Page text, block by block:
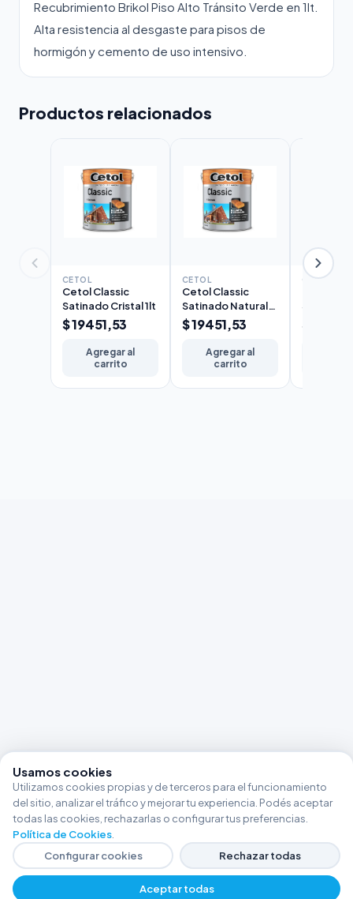
Recubrimiento Brikol Piso Alto Tránsito Verde en 1lt.
Alta resistencia al desgaste para pisos de
hormigón y cemento de uso intensivo.
Productos relacionados
CETOL
Cetol Classic
Satinado Cristal 1lt
$ 19451,53
Agregar al
carrito
CETOL
Cetol Classic
Satinado Natural
1lt
$ 19451,53
Agregar al
carrito
CETOL
Satinado
$
$ 26360,46 + Agregar
Usamos cookies
Utilizamos cookies propias y de terceros para el funcionamiento
del sitio, analizar el tráfico y mejorar tu experiencia. Podés aceptar
todas las cookies, rechazarlas o configurar tus preferencias.
Política de Cookies
Configurar cookies
Rechazar todas
Aceptar todas